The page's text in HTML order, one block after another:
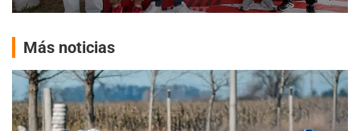
Más noticias